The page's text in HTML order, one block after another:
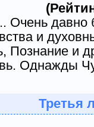
Очень давно
и
Познание и
Однажды
Третья